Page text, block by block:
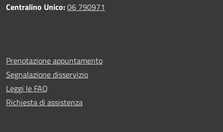
Centralino Unico:06 790971
Prenotazione appuntamento
Segnalazione disservizio
Leggi le FAQ
Richiesta di assistenza